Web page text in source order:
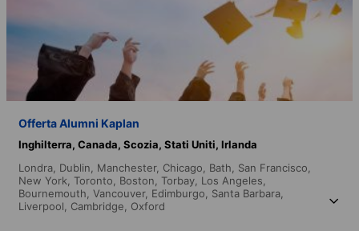
Offerta Alumni Kaplan
Inghilterra, Canada, Scozia, Stati Uniti, Irlanda
Londra, Dublin, Manchester, Chicago, Bath, San Francisco,
New York, Toronto, Boston, Torbay, Los Angeles,
Bournemouth, Vancouver, Edimburgo, Santa Barbara,
Liverpool, Cambridge, Oxford